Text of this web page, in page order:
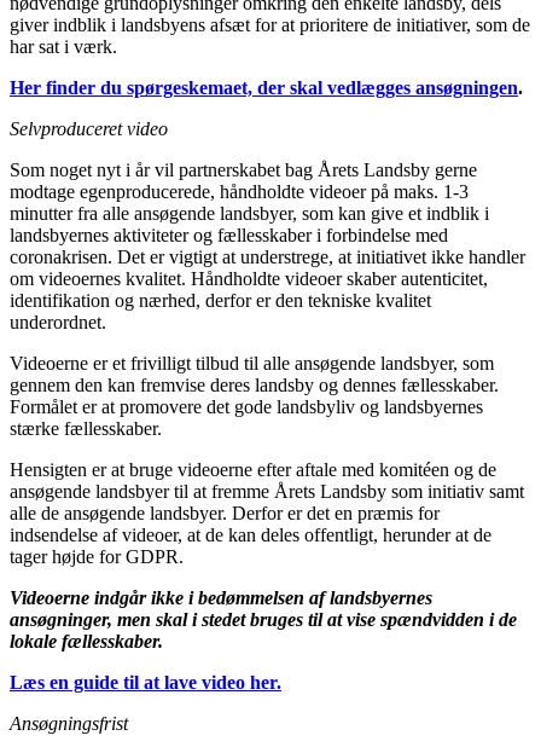
giver indblik i landsbyens afsæt for at prioritere de initiativer, som de
har sat i værk.
Her finder du spørgeskemaet, der skal vedlægges ansøgningen.
Selvproduceret video
Som noget nyt i år vil partnerskabet bag Årets Landsby gerne
modtage egenproducerede, håndholdte videoer på maks. 1-3
minutter fra alle ansøgende landsbyer, som kan give et indblik i
landsbyernes aktiviteter og fællesskaber i forbindelse med
coronakrisen. Det er vigtigt at understrege, at initiativet ikke handler
om videoernes kvalitet. Håndholdte videoer skaber autenticitet,
identifikation og nærhed, derfor er den tekniske kvalitet
underordnet.
Videoerne er et frivilligt tilbud til alle ansøgende landsbyer, som
gennem den kan fremvise deres landsby og dennes fællesskaber.
Formålet er at promovere det gode landsbyliv og landsbyernes
stærke fællesskaber.
Hensigten er at bruge videoerne efter aftale med komitéen og de
ansøgende landsbyer til at fremme Årets Landsby som initiativ samt
alle de ansøgende landsbyer. Derfor er det en præmis for
indsendelse af videoer, at de kan deles offentligt, herunder at de
tager højde for GDPR.
Videoerne indgår ikke i bedømmelsen af landsbyernes
ansøgninger, men skal i stedet bruges til at vise spændvidden i de
lokale fællesskaber.
Læs en guide til at lave video her.
Ansøgningsfrist